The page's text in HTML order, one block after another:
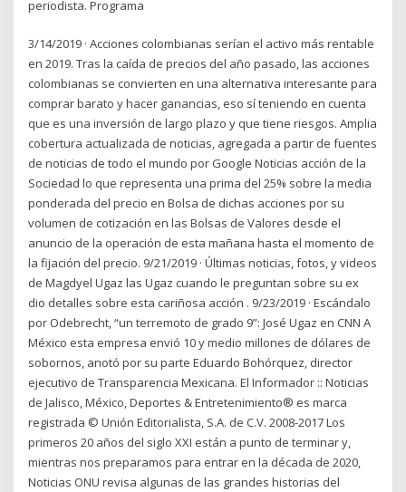
periodista. Programa
3/14/2019 · Acciones colombianas serían el activo más rentable
en 2019. Tras la caída de precios del año pasado, las acciones
colombianas se convierten en una alternativa interesante para
comprar barato y hacer ganancias, eso sí teniendo en cuenta
que es una inversión de largo plazo y que tiene riesgos. Amplia
cobertura actualizada de noticias, agregada a partir de fuentes
de noticias de todo el mundo por Google Noticias acción de la
Sociedad lo que representa una prima del 25% sobre la media
ponderada del precio en Bolsa de dichas acciones por su
volumen de cotización en las Bolsas de Valores desde el
anuncio de la operación de esta mañana hasta el momento de
la fijación del precio. 9/21/2019 · Últimas noticias, fotos, y videos
de Magdyel Ugaz las Ugaz cuando le preguntan sobre su ex
dio detalles sobre esta cariñosa acción . 9/23/2019 · Escándalo
por Odebrecht, “un terremoto de grado 9”: José Ugaz en CNN A
México esta empresa envió 10 y medio millones de dólares de
sobornos, anotó por su parte Eduardo Bohórquez, director
ejecutivo de Transparencia Mexicana. El Informador :: Noticias
de Jalisco, México, Deportes & Entretenimiento® es marca
registrada © Unión Editorialista, S.A. de C.V. 2008-2017 Los
primeros 20 años del siglo XXI están a punto de terminar y,
mientras nos preparamos para entrar en la década de 2020,
Noticias ONU revisa algunas de las grandes historias del